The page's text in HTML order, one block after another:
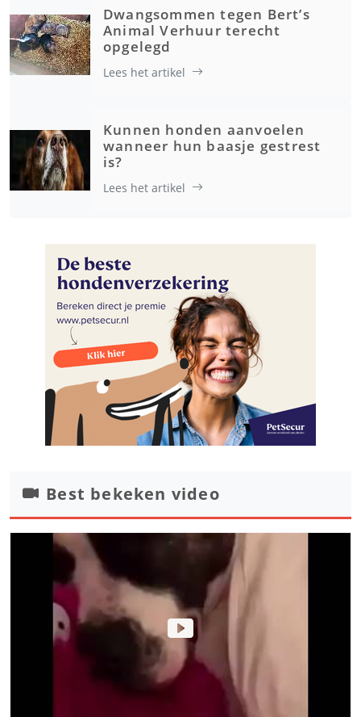
Dwangsommen tegen Bert’s
Animal Verhuur terecht
opgelegd
Lees het artikel
Kunnen honden aanvoelen
wanneer hun baasje gestrest
is?
Lees het artikel
Best bekeken video